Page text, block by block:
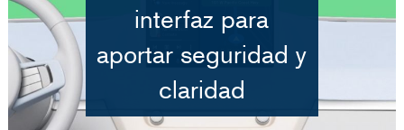
interfaz para
aportar seguridad y
claridad